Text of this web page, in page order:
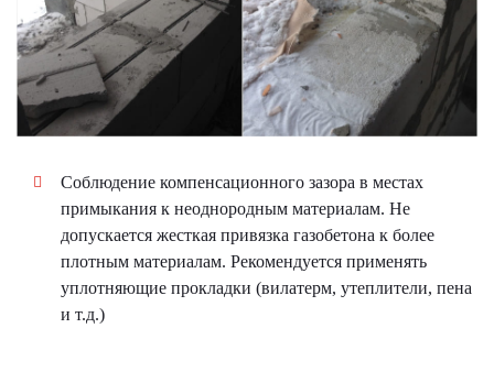
Соблюдение компенсационного зазора в местах
примыкания к неоднородным материалам. Не
допускается жесткая привязка газобетона к более
плотным материалам. Рекомендуется применять
уплотняющие прокладки (вилатерм, утеплители, пена
и т.д.)